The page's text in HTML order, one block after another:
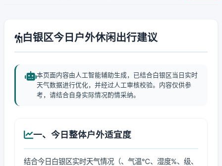
白银区今日户外休闲出行建议
本页面内容由人工智能辅助生成，已结合白银区当日实时
天气数据进行优化，并经过人工审核校验。内容仅供参
考，请结合自身实际情况酌情采纳。
一、今日整体户外适宜度
结合今日白银区实时天气情况（、气温℃、湿度%、级、